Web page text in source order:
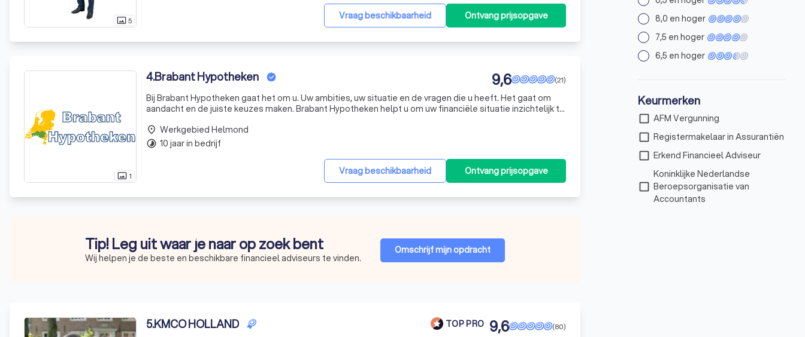
photo_size_select_actual5 Vraag beschikbaarheid Ontvang prijsopgave
photo_size_select_actual 1
4.Brabant Hypotheken (21)
9,6
Bij Brabant Hypotheken gaat het om u. Uw ambities, uw situatie en de vragen die u heeft. Het gaat om
aandacht en de juiste keuzes maken. Brabant Hypotheken helpt u om uw financiële situatie inzichtelijk te
Vraag beschikbaarheid Ontvang prijsopgave
place Werkgebied Helmond
timelapse 10 jaar in bedrijf
Tip! Leg uit waar je naar op zoek bent
Wij helpen je de beste en beschikbare financieel adviseurs te vinden.
Omschrijf mijn opdracht
5.KMCO HOLLAND TOP PRO (80)
9,6
8,0 en hoger
7,5 en hoger
6,5 en hoger
Keurmerken
check_box_outline_blank AFM Vergunning
check_box_outline_blank Registermakelaar in Assurantiën
check_box_outline_blank Erkend Financieel Adviseur
check_box_outline_blank
Koninklijke Nederlandse
Beroepsorganisatie van
Accountants